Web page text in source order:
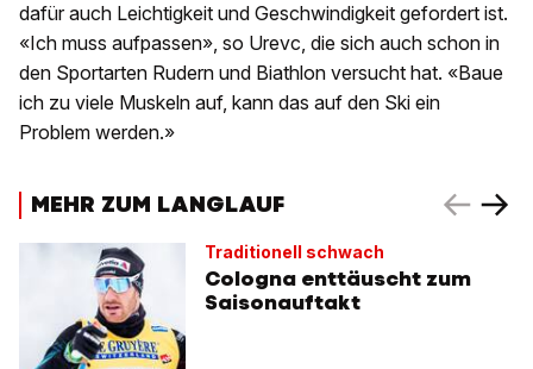
dafür auch Leichtigkeit und Geschwindigkeit gefordert ist.
«Ich muss aufpassen», so Urevc, die sich auch schon in
den Sportarten Rudern und Biathlon versucht hat. «Baue
ich zu viele Muskeln auf, kann das auf den Ski ein
Problem werden.»
MEHR ZUM LANGLAUF
Traditionell schwach
Cologna enttäuscht zum
Saisonauftakt